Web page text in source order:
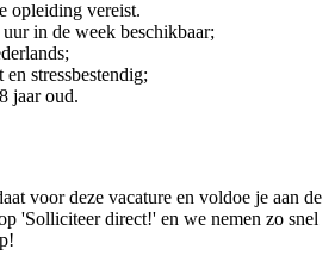
opleiding vereist.
in de week beschikbaar;
stressbestendig;
jaar oud.
voor deze vacature en voldoe je aan de
'Solliciteer direct!' en we nemen zo snel